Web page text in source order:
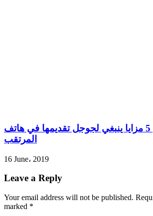
أهم 5 مزايا ينبغي لجوجل تقديمها في هاتف Pixel 4
المرتقب
16 June، 2019
Leave a Reply
Your email address will not be published.
marked *